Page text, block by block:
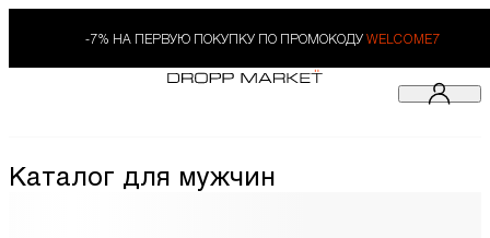
-7% НА ПЕРВУЮ ПОКУПКУ ПО ПРОМОКОДУ WELCOME7
Каталог для мужчин